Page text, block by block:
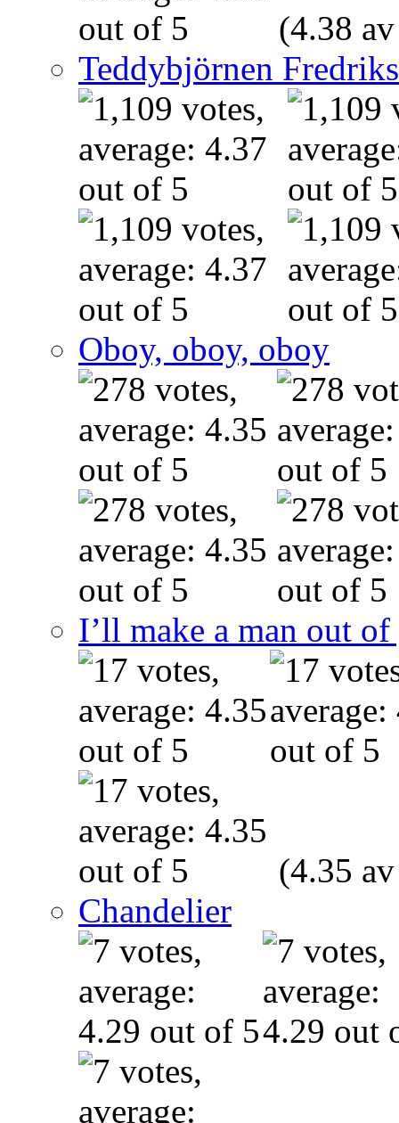
(4.38
Teddybjörnen
Oboy, oboy, oboy
I’ll make a man out
(4.35
Chandelier